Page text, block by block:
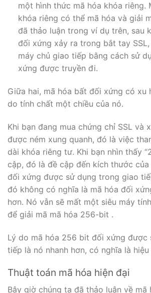
một hình thức mã hóa khóa riêng.
khóa riêng có thể mã hóa và giải
đã thảo luận trong ví dụ trên, sau
đối xứng xảy ra trong bắt tay
máy chủ giao tiếp bằng cách sử
xứng được truyền đi.
Giữa hai, mã hóa bất đối xứng có xu
do tính chất một chiều của nó.
Khi bạn đang mua chứng chỉ SSL và
được ném xung quanh, đó là việc
dài khóa riêng tư. Khi bạn nhìn thấy
cập, đó là đề cập đến kích thước
đối xứng được sử dụng trong giao
đó không có nghĩa là mã hóa đối
hơn. Nó vẫn sẽ mất một siêu máy
để giải mã mã hóa 256-bit .
Lý do mã hóa 256 bit đối xứng được
tiếp là nó nhanh hơn, có nghĩa là
Thuật toán mã hóa hiện đại
Bây giờ chúng ta đã thảo luận về mã